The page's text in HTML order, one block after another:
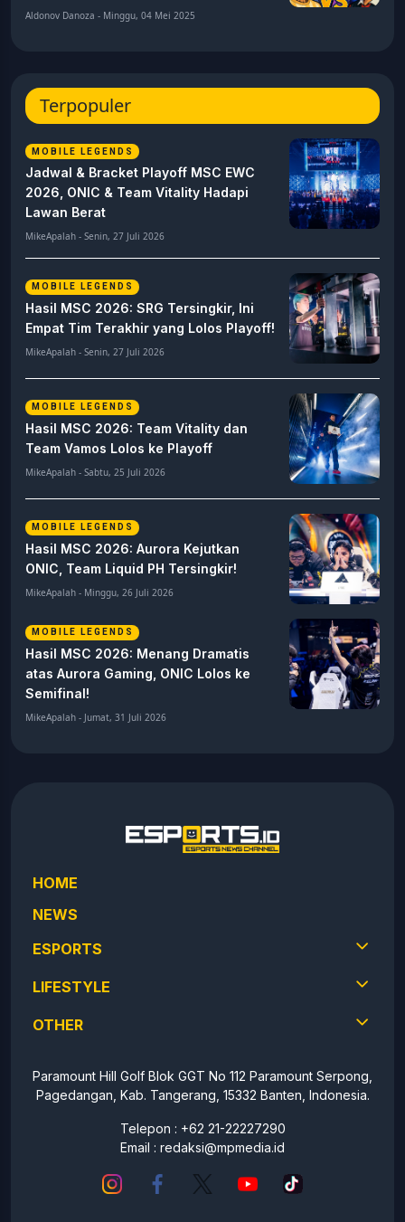
Aldonov Danoza - Minggu, 04 Mei 2025
Terpopuler
MOBILE LEGENDS
Jadwal & Bracket Playoff MSC EWC
2026, ONIC & Team Vitality Hadapi
Lawan Berat
MikeApalah - Senin, 27 Juli 2026
MOBILE LEGENDS
Hasil MSC 2026: SRG Tersingkir, Ini
Empat Tim Terakhir yang Lolos Playoff!
MikeApalah - Senin, 27 Juli 2026
MOBILE LEGENDS
Hasil MSC 2026: Team Vitality dan
Team Vamos Lolos ke Playoff
MikeApalah - Sabtu, 25 Juli 2026
MOBILE LEGENDS
Hasil MSC 2026: Aurora Kejutkan
ONIC, Team Liquid PH Tersingkir!
MikeApalah - Minggu, 26 Juli 2026
MOBILE LEGENDS
Hasil MSC 2026: Menang Dramatis
atas Aurora Gaming, ONIC Lolos ke
Semifinal!
MikeApalah - Jumat, 31 Juli 2026
HOME
NEWS
ESPORTS
LIFESTYLE
OTHER
Paramount Hill Golf Blok GGT No 112 Paramount Serpong,
Pagedangan, Kab. Tangerang, 15332 Banten, Indonesia.
Telepon : +62 21-22227290
Email : redaksi@mpmedia.id